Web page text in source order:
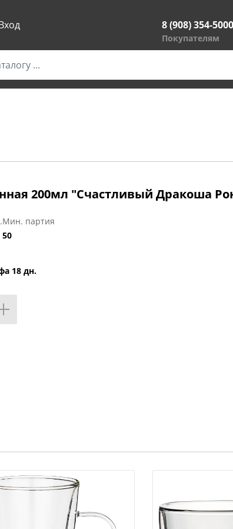
8 (908) 354-5000
Покупателям
200мл "Счастливый Дракоша
Мин. партия
50
18 дн.